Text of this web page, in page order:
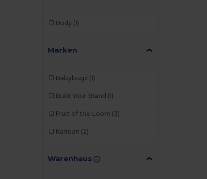
Body (1)
Marken
Babybugz (1)
Build Your Brand (1)
Fruit of the Loom (3)
Kariban (2)
Warenhaus